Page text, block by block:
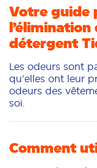
mode d’emploi.
Votre guide
l’élimination
détergent
Les odeurs sont
qu’elles ont leur
odeurs des
soi.
Comment